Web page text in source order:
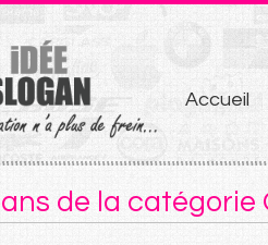
Aller
au
contenu
Accueil
de la catégorie